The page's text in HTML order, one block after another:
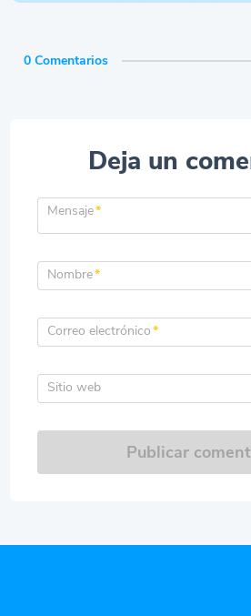
0 Comentarios
Deja un
Mensaje*
Nombre*
Correo electrónico*
Sitio web
Publicar